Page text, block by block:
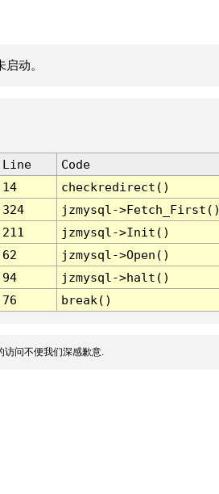
动。
Line
Code
14
checkredirect()
324
jzmysql-
211
jzmysql->Init()
62
jzmysql->Open()
94
jzmysql->halt()
76 break()
问不便我们深感歉意.